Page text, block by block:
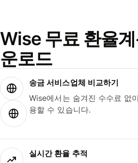
Wise 무료 환율
운로드
송금 서비스업체 비교하기
Wise에서는 숨겨진 수수료 없
용할 수 있습니다.
실시간 환율 추적